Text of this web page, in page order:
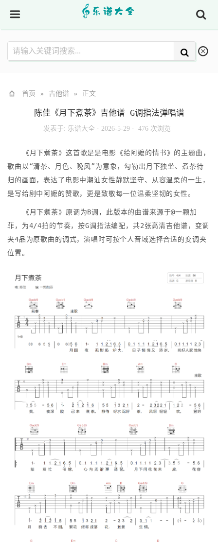
首页 » 吉他谱 » 正文
陈佳《月下煮茶》吉他谱 G调指法弹唱谱
发表于: 乐谱大全 · 2026-5-29 · 476 次浏览
《月下煮茶》这首歌是是电影《给阿嬷的情书》的主题曲，
歌曲以“清茶、月色、晚风”为意象，勾勒出月下独坐、煮茶待
归的画面，表达了电影中潮汕女性静默坚守、从容温柔的一生，
是写给剧中阿嬷的赞歌，更是致敬每一位温柔坚韧的女性。
《月下煮茶》原调为B调，此版本的曲谱来源于@一颗加
菲，为4/4拍的节奏，按G调指法编配，共2张高清吉他谱，变调
夹4品为原歌曲的调式，演唱时可按个人音域选择合适的变调夹
位置。